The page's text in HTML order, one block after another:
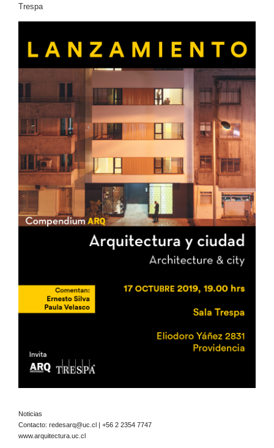
Trespa
Noticias
Contacto: redesarq@uc.cl
| +56 2 2354 7747
www.arquitectura.uc.cl